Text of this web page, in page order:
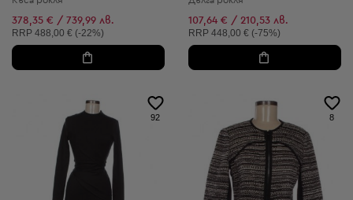
378,35 € / 739,99 лв.
Препоръчителна цена:
RRP 488,00 € (-22%)
107,64 € / 210,53 лв.
Препоръчителна цена:
RRP 448,00 € (-75%)
92 8